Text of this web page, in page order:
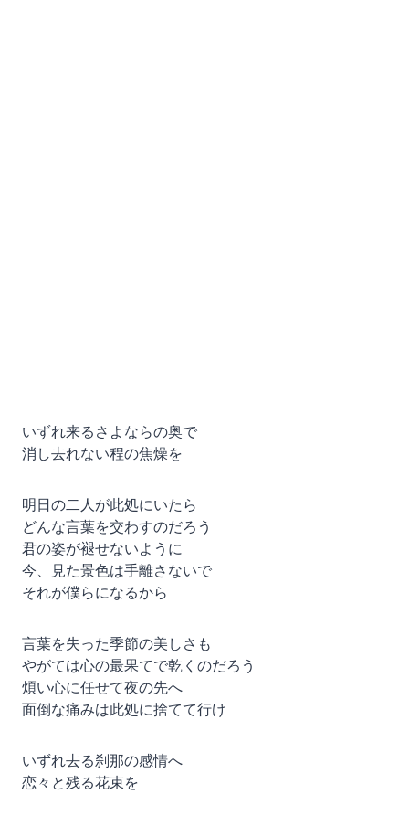
いずれ来るさよならの奥で
消し去れない程の焦燥を
明日の二人が此処にいたら
どんな言葉を交わすのだろう
君の姿が褪せないように
今、見た景色は手離さないで
それが僕らになるから
言葉を失った季節の美しさも
やがては心の最果てで乾くのだろう
煩い心に任せて夜の先へ
面倒な痛みは此処に捨てて行け
いずれ去る刹那の感情へ
恋々と残る花束を